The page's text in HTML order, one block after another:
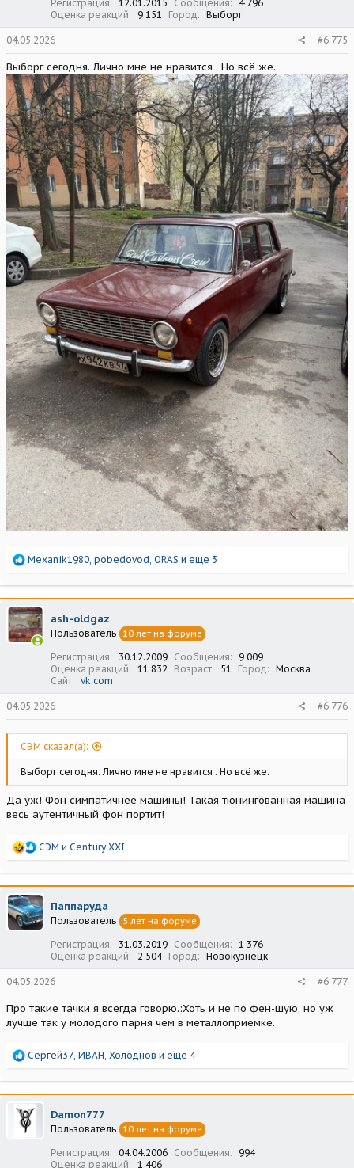
Регистрация 12.01.2015 Сообщения
4 796
Оценка реакций
9 151 Город Выборг
04.05.2026 #6 775
Выборг сегодня. Лично мне не нравится . Но всё же.
Р
а
к
ц
и
и
Mexanik1980 pobedovod ORAS и еще 3
ash-oldgaz
Пользователь 10 лет на форуме
Регистрация 30.12.2009 Сообщения
9 009
Оценка реакций
11 832 Возраст 51 Город
Москва
Сайт
vk.com
04.05.2026 #6 776
СЭМ сказал(а):
Выборг сегодня. Лично мне не нравится . Но всё же.
Да уж! Фон симпатичнее машины! Такая тюнингованная машина
весь аутентичный фон портит!
Р
а
к
ц
и
и
СЭМ и Century XXI
Паппаруда
Пользователь 5 лет на форуме
Регистрация 31.03.2019 Сообщения
1 376
Оценка реакций
2 504 Город Новокузнецк
04.05.2026 #6 777
Про такие тачки я всегда говорю.:Хоть и не по фен-шую, но уж
лучше так у молодого парня чем в металлоприемке.
Р
а
к
ц
и
и
Сергей37, ИВАН, Холоднов и еще 4
Damon777
Пользователь 10 лет на форуме
Регистрация 04.04.2006 Сообщения
994
Оценка реакций
1 406